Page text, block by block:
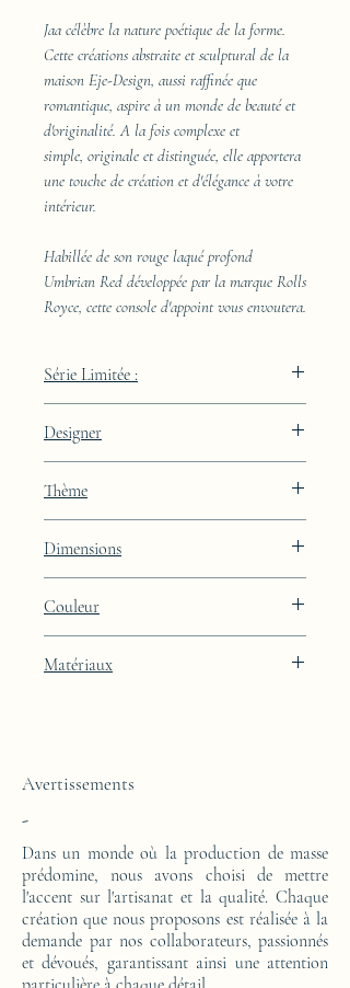
Jaa célèbre la nature poétique de la forme.
Cette créations abstraite et sculptural de la
maison Eje-Design, aussi raffinée que
romantique, aspire à un monde de beauté et
d'originalité. A la fois complexe et
simple, originale et distinguée, elle apportera
une touche de création et d'élégance à votre
intérieur.
Habillée de son rouge laqué profond
Umbrian Red développée par la marque Rolls
Royce, cette console d'appoint vous envoutera.
Série Limitée :
Designer
Thème
Dimensions
Profondeur : 27cm
Couleur
Red
Matériaux
Avertissements
-
Dans un monde où la production de masse
prédomine, nous avons choisi de mettre
l'accent sur l'artisanat et la qualité. Chaque
création que nous proposons est réalisée à la
demande par nos collaborateurs, passionnés
et dévoués, garantissant ainsi une attention